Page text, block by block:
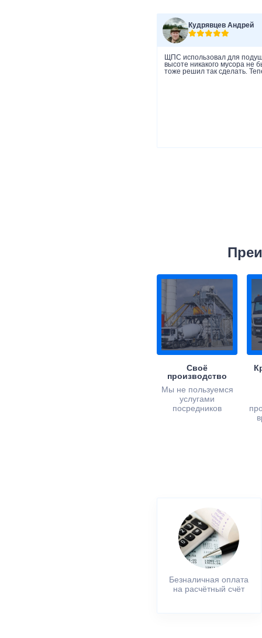
Кудрявцев Андрей
ЩПС использовал для
высоте никакого мусора не
тоже решил так сделать.
Своё
производство
Мы не пользуемся
услугами
посредников
Безналичная оплата
на расчётный счёт